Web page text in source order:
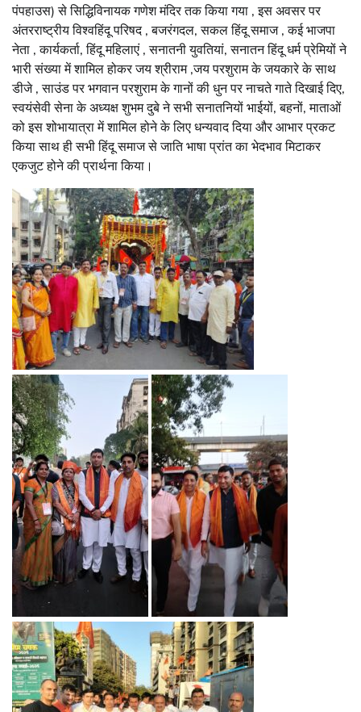
पंपहाउस) से सिद्धिविनायक गणेश मंदिर तक किया गया , इस अवसर पर
अंतरराष्ट्रीय विश्वहिंदू परिषद , बजरंगदल, सकल हिंदू समाज , कई भाजपा
नेता , कार्यकर्ता, हिंदू महिलाएं , सनातनी युवतियां, सनातन हिंदू धर्म प्रेमियों ने
भारी संख्या में शामिल होकर जय श्रीराम ,जय परशुराम के जयकारे के साथ
डीजे , साउंड पर भगवान परशुराम के गानों की धुन पर नाचते गाते दिखाई दिए,
स्वयंसेवी सेना के अध्यक्ष शुभम दुबे ने सभी सनातनियों भाईयों, बहनों, माताओं
को इस शोभायात्रा में शामिल होने के लिए धन्यवाद दिया और आभार प्रकट
किया साथ ही सभी हिंदू समाज से जाति भाषा प्रांत का भेदभाव मिटाकर
एकजुट होने की प्रार्थना किया।